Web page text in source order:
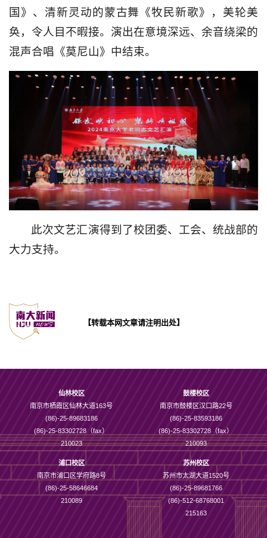
国》、清新灵动的蒙古舞《牧民新歌》，美轮美
奂，令人目不暇接。演出在意境深远、余音绕梁的
混声合唱《莫尼山》中结束。
此次文艺汇演得到了校团委、工会、统战部的
大力支持。
【转载本网文章请注明出处】
仙林校区
南京市栖霞区仙林大道163号
(86)-25-89683186
(86)-25-83302728（fax）
210023
鼓楼校区
南京市鼓楼区汉口路22号
(86)-25-83593186
(86)-25-83302728（fax）
210093
浦口校区
南京市浦口区学府路8号
(86)-25-58646684
210089
苏州校区
苏州市太湖大道1520号
(86)-25-89681766
(86)-512-68768001
215163